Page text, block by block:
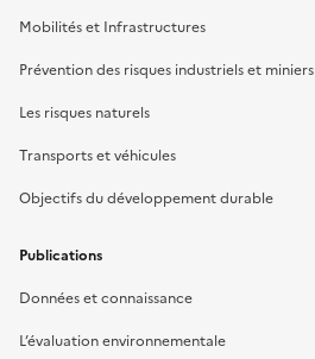
Mobilités et Infrastructures
Prévention des risques industriels et miniers
Les risques naturels
Transports et véhicules
Objectifs du développement durable
Publications
Données et connaissance
L’évaluation environnementale